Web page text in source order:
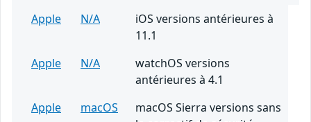
Apple N/A
iOS versions antérieures à
11.1
Apple
N/A
watchOS versions
antérieures à 4.1
Apple
macOS
macOS Sierra versions sans